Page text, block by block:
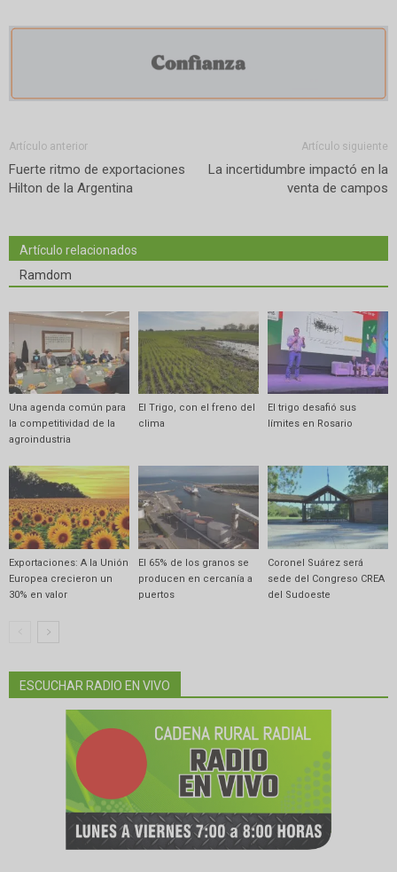
Artículo anterior
Fuerte ritmo de exportaciones
Hilton de la Argentina
Artículo siguiente
La incertidumbre impactó en la
venta de campos
Artículo relacionados
Ramdom
Una agenda común para
la competitividad de la
agroindustria
El Trigo, con el freno del
clima
El trigo desafió sus
límites en Rosario
Exportaciones: A la Unión
Europea crecieron un
30% en valor
El 65% de los granos se
producen en cercanía a
puertos
Coronel Suárez será
sede del Congreso CREA
del Sudoeste
ESCUCHAR RADIO EN VIVO